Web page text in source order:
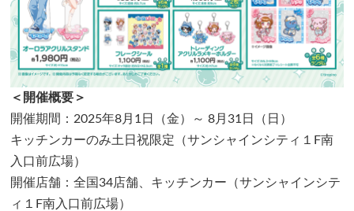
＜開催概要＞
開催期間：2025年8月1日（金）～ 8月31日（日）
キッチンカーのみ土日祝限定（サンシャインシティ１F南
入口前広場）
開催店舗：全国34店舗、キッチンカー（サンシャインシテ
ィ１F南入口前広場）